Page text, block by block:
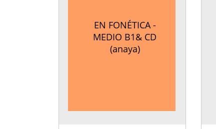
EN FONÉTICA -
MEDIO B1& CD
(anaya)